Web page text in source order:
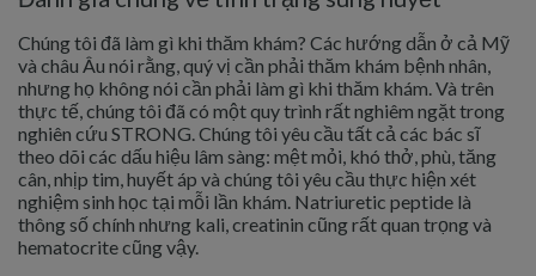
Chúng tôi đã làm gì khi thăm khám? Các hướng dẫn ở cả Mỹ
và châu Âu nói rằng, quý vị cần phải thăm khám bệnh nhân,
nhưng họ không nói cần phải làm gì khi thăm khám. Và trên
thực tế, chúng tôi đã có một quy trình rất nghiêm ngặt trong
nghiên cứu STRONG. Chúng tôi yêu cầu tất cả các bác sĩ
theo dõi các dấu hiệu lâm sàng: mệt mỏi, khó thở, phù, tăng
cân, nhịp tim, huyết áp và chúng tôi yêu cầu thực hiện xét
nghiệm sinh học tại mỗi lần khám. Natriuretic peptide là
thông số chính nhưng kali, creatinin cũng rất quan trọng và
hematocrite cũng vậy.